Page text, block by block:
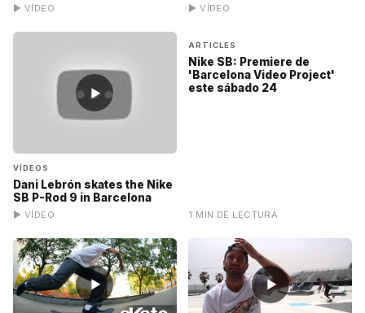
▶ VÍDEO ▶ VÍDEO
▶
VÍDEOS
Dani Lebrón skates the Nike
SB P-Rod 9 in Barcelona
▶ VÍDEO
ARTICLES
Nike SB: Premiere de
'Barcelona Video Project'
este sábado 24
1 MIN DE LECTURA
▶ ▶